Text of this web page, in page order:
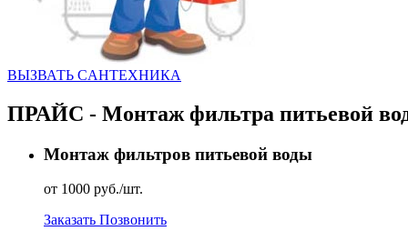
ВЫЗВАТЬ CАНТЕХНИКА
ПРАЙС - Монтаж фильтра питьевой
Монтаж фильтров питьевой воды
от 1000 руб./шт.
Заказать Позвонить